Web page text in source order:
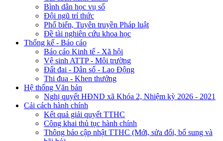
Bình dân học vụ số
Đội ngũ trí thức
Phổ biến, Tuyên truyền Pháp luật
Đề tài nghiên cứu khoa học
Thống kế - Báo cáo
Báo cáo Kinh tế - Xã hội
Vệ sinh ATTP - Môi trường
Đất đai - Dân số - Lao Động
Thi đua - Khen thưởng
Hệ thống Văn bản
Nghị quyết HĐND xã Khóa 2, Nhiệm kỳ 2026 - 2021
Cải cách hành chính
Kết quả giải quyết TTHC
Công khai thủ tục hành chính
Thông báo cập nhật TTHC (Mới, sửa đổi, bổ sung và